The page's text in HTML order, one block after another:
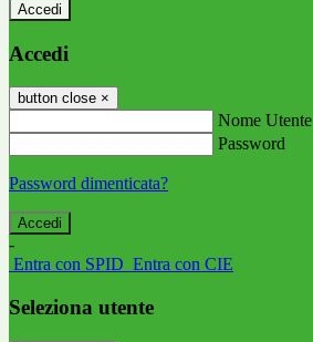
Accedi
Accedi
button close ×
Nome Utente
Password
Password dimenticata?
-
Entra con SPID Entra con CIE
Seleziona utente